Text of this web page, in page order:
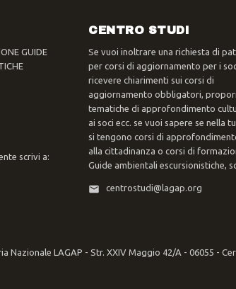
GUIDE
scrivi a:
CENTRO STUDI
Se vuoi inoltrare una richiesta di
per corsi di aggiornamento per i
ricevere chiarimenti sui corsi di
aggiornamento obbligatori,
tematiche di approfondimento
ai soci ecc. se vuoi sapere se nella
si tengono corsi di
alla cittadinanza o corsi di
Guide ambientali escursionistiche,
centrostudi@lagap.org
Nazionale LAGAP - Str. XXIV Maggio 42/A - 06055 -